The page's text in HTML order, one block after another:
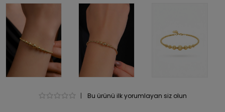
| Bu ürünü ilk yorumlayan siz olun